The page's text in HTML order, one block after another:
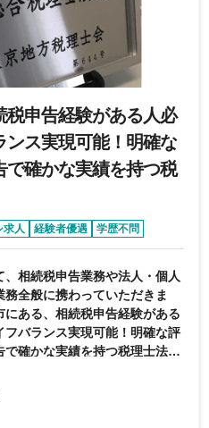
税申告経験がある人必
ンス実現可能！明確な
で確かな実績を持つ税
求人 経験者優遇
学歴不問
、相続税申告業務や法人・個人
務全般に携わっていただきま
にある、相続税申告経験がある
フバランス実現可能！明確な評
で確かな実績を持つ税理士法人